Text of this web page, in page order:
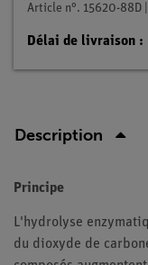
Article n°. 15620-88D
Délai de livraison :
Description
Principe
L'hydrolyse
du dioxyde de